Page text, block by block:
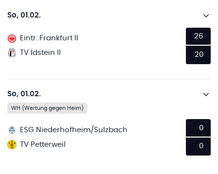
So, 01.02.
Eintr. Frankfurt II
TV Idstein II
26
20
So, 01.02.
WH (Wertung gegen Heim)
ESG Niederhofheim/Sulzbach
TV Petterweil
0
0